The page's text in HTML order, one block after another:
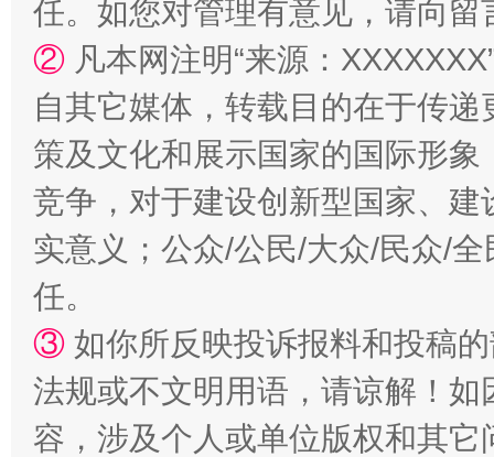
扯下公款旅游的“隐身衣” 如何以
“蜀中异人”王建安的艺术幻境
任。如您对管理有意见，请向
② 凡本网注明“来源：
自其它媒体，转载目的在于传
策及文化和展示国家的国际形
竞争，对于建设创新型国家、
实意义；公众/公民/大众/民众/
任。
③ 如你所反映投诉报料和投稿
法规或不文明用语，请谅解！
容，涉及个人或单位版权和其它